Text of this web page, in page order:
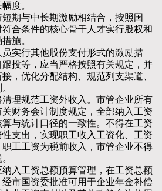
度。
与中长期激励相结合，按照国
合条件的核心骨干人才实行股权和
施。
行其他股份支付形式的激励措
投等，应当严格按照有关规定，并
，优化分配结构、规范列支渠道、
规范工资外收入。市管企业所有
财务会计制度规定，全部纳入工资
与统计口径的一致性。不得在工资
支出，实现职工收入工资化、工资
工工资为税前收入，市管企业不得
工资总额预算管理，在工资总额
市国资委批准可用于企业年金补偿